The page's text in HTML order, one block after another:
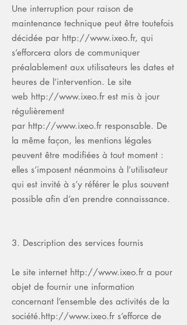
Une interruption pour raison de
maintenance technique peut être toutefois
décidée par http://www.ixeo.fr, qui
s’efforcera alors de communiquer
préalablement aux utilisateurs les dates et
heures de l’intervention. Le site
web http://www.ixeo.fr est mis à jour
régulièrement
par http://www.ixeo.fr responsable. De
la même façon, les mentions légales
peuvent être modifiées à tout moment :
elles s’imposent néanmoins à l’utilisateur
qui est invité à s’y référer le plus souvent
possible afin d’en prendre connaissance.
3. Description des services fournis
Le site internet http://www.ixeo.fr a pour
objet de fournir une information
concernant l’ensemble des activités de la
société.http://www.ixeo.fr s’efforce de